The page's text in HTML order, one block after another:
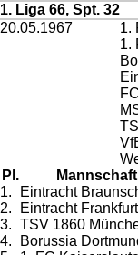
1. Liga 66, Spt. 32
20.05.1967
1.
1.
Pl.
Mannschaft
1.
Eintracht
2.
Eintracht Frankfurt
3. TSV 1860
4.
Borussia